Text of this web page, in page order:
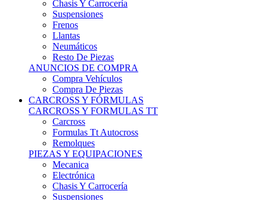
Frenos
Llantas
Neumáticos
Resto De Piezas
ANUNCIOS DE COMPRA
Compra Vehículos
Compra De Piezas
CARCROSS Y FÓRMULAS
CARCROSS Y FORMULAS TT
Carcross
Formulas Tt Autocross
Remolques
PIEZAS Y EQUIPACIONES
Mecanica
Electrónica
Chasis Y Carrocería
Suspensiones
Frenos